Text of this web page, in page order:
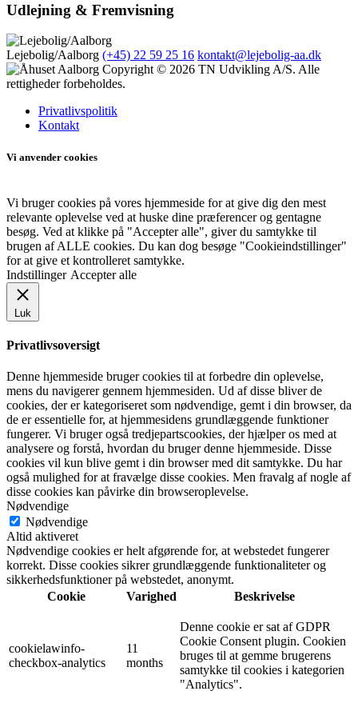
Udlejning & Fremvisning
Lejebolig/Aalborg (+45) 22 59 25 16 kontakt@lejebolig-aa.dk
Copyright © 2026 TN Udvikling A/S. Alle
rettigheder forbeholdes.
Privatlivspolitik
Kontakt
Vi anvender cookies
Vi bruger cookies på vores hjemmeside for at give dig den mest
relevante oplevelse ved at huske dine præferencer og gentagne
besøg. Ved at klikke på "Accepter alle", giver du samtykke til
brugen af ​​ALLE cookies. Du kan dog besøge "Cookieindstillinger"
for at give et kontrolleret samtykke.
Indstillinger Accepter alle
Luk
Privatlivsoversigt
Denne hjemmeside bruger cookies til at forbedre din oplevelse,
mens du navigerer gennem hjemmesiden. Ud af disse bliver de
cookies, der er kategoriseret som nødvendige, gemt i din browser, da
de er essentielle for, at hjemmesidens grundlæggende funktioner
fungerer. Vi bruger også tredjepartscookies, der hjælper os med at
analysere og forstå, hvordan du bruger denne hjemmeside. Disse
cookies vil kun blive gemt i din browser med dit samtykke. Du har
også mulighed for at fravælge disse cookies. Men fravalg af nogle af
disse cookies kan påvirke din browseroplevelse.
Nødvendige
Nødvendige
Altid aktiveret
Nødvendige cookies er helt afgørende for, at webstedet fungerer
korrekt. Disse cookies sikrer grundlæggende funktionaliteter og
sikkerhedsfunktioner på webstedet, anonymt.
Cookie
Varighed Beskrivelse
cookielawinfo-
checkbox-analytics
11
months
Denne cookie er sat af GDPR
Cookie Consent plugin. Cookien
bruges til at gemme brugerens
samtykke til cookies i kategorien
"Analytics".